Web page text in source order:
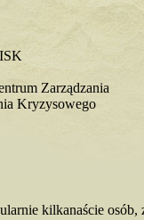
Zarządzania
Kryzysowego
kilkanaście osób,